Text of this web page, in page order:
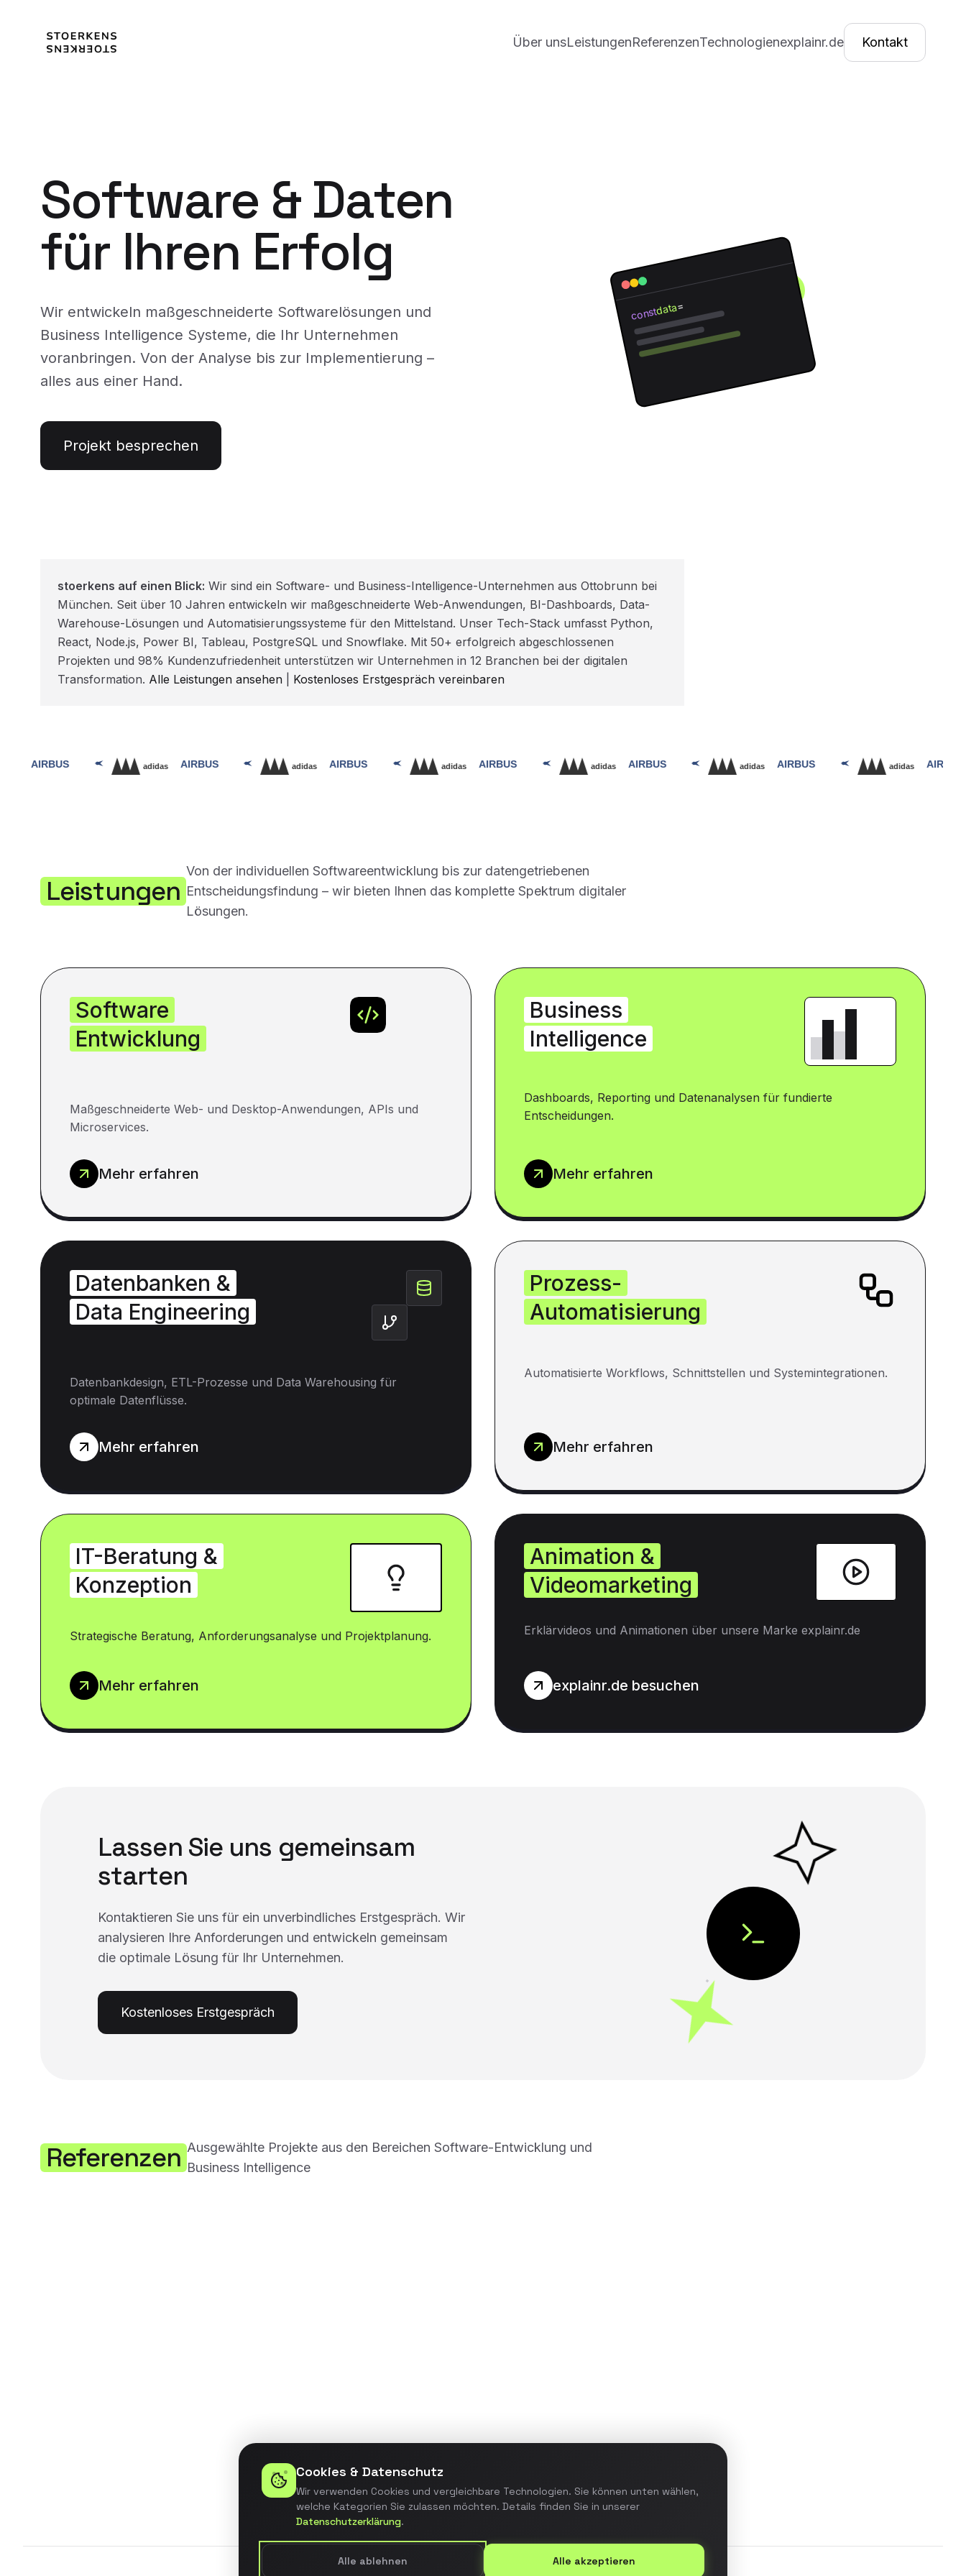
Über unsLeistungenReferenzenTechnologienexplainr.de Kontakt
Software & Daten
für Ihren Erfolg
Wir entwickeln maßgeschneiderte Softwarelösungen und
Business Intelligence Systeme, die Ihr Unternehmen
voranbringen. Von der Analyse bis zur Implementierung –
alles aus einer Hand.
Projekt besprechen
constdata=
stoerkens auf einen Blick: Wir sind ein Software- und Business-Intelligence-Unternehmen aus Ottobrunn bei
München. Seit über 10 Jahren entwickeln wir maßgeschneiderte Web-Anwendungen, BI-Dashboards, Data-
Warehouse-Lösungen und Automatisierungssysteme für den Mittelstand. Unser Tech-Stack umfasst Python,
React, Node.js, Power BI, Tableau, PostgreSQL und Snowflake. Mit 50+ erfolgreich abgeschlossenen
Projekten und 98% Kundenzufriedenheit unterstützen wir Unternehmen in 12 Branchen bei der digitalen
Transformation. Alle Leistungen ansehen Kostenloses Erstgespräch vereinbaren
Leistungen
Von der individuellen Softwareentwicklung bis zur datengetriebenen
Entscheidungsfindung – wir bieten Ihnen das komplette Spektrum digitaler
Lösungen.
Software
Entwicklung
Maßgeschneiderte Web- und Desktop-Anwendungen, APIs und
Microservices.
Mehr erfahren
Business
Intelligence
Dashboards, Reporting und Datenanalysen für fundierte
Entscheidungen.
Mehr erfahren
Datenbanken &
Data Engineering
Datenbankdesign, ETL-Prozesse und Data Warehousing für
optimale Datenflüsse.
Mehr erfahren
Prozess-
Automatisierung
Automatisierte Workflows, Schnittstellen und Systemintegrationen.
Mehr erfahren
IT-Beratung &
Konzeption
Strategische Beratung, Anforderungsanalyse und Projektplanung.
Mehr erfahren
Animation &
Videomarketing
Erklärvideos und Animationen über unsere Marke explainr.de
explainr.de besuchen
Lassen Sie uns gemeinsam
starten
Kontaktieren Sie uns für ein unverbindliches Erstgespräch. Wir
analysieren Ihre Anforderungen und entwickeln gemeinsam
die optimale Lösung für Ihr Unternehmen.
Kostenloses Erstgespräch
Referenzen Ausgewählte Projekte aus den Bereichen Software-Entwicklung und
Business Intelligence
Details ansehen
Details ansehen
Cookies & Datenschutz
Wir verwenden Cookies und vergleichbare Technologien. Sie können unten wählen,
welche Kategorien Sie zulassen möchten. Details finden Sie in unserer
Datenschutzerklärung.
Alle ablehnen Alle akzeptieren